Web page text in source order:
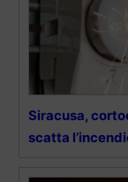
Siracusa,
scatta